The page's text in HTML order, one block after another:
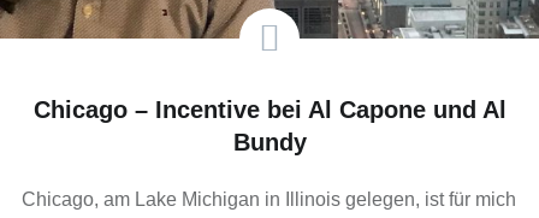
Chicago – Incentive bei Al Capone und Al
Bundy
Chicago, am Lake Michigan in Illinois gelegen, ist für mich